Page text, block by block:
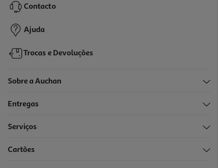
Contacto
Ajuda
Trocas e Devoluções
Sobre a Auchan
Entregas
Serviços
Cartões